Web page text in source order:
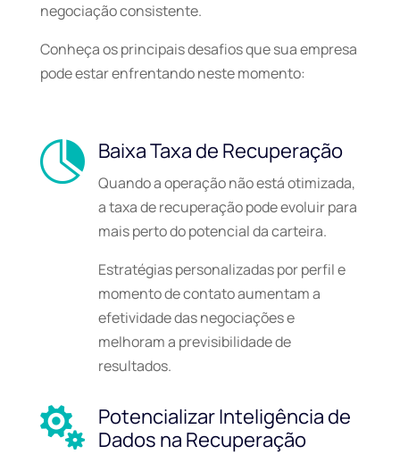
negociação consistente.
Conheça os principais desafios que sua empresa
pode estar enfrentando neste momento:
 Baixa Taxa de Recuperação
Quando a operação não está otimizada,
a taxa de recuperaçãopode evoluir para
mais perto do potencial da carteira.
Estratégias personalizadas por perfil e
momento de contato aumentam a
efetividade das negociações e
melhoram a previsibilidade de
resultados.
 Potencializar Inteligência de
Dados na Recuperação